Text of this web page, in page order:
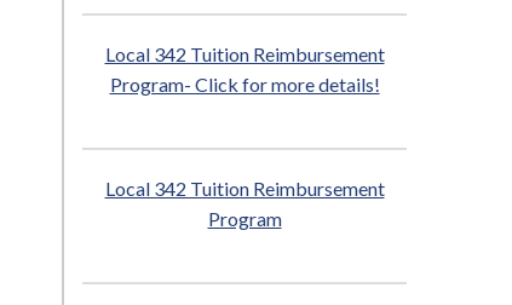
Local 342 Tuition Reimbursement
Program- Click for more details!
Local 342 Tuition Reimbursement
Program